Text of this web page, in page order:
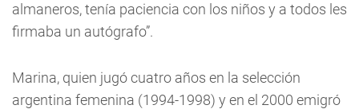
almaneros, tenía paciencia con los niños y a todos les
firmaba un autógrafo”.
Marina, quien jugó cuatro años en la selección
argentina femenina (1994-1998) y en el 2000 emigró